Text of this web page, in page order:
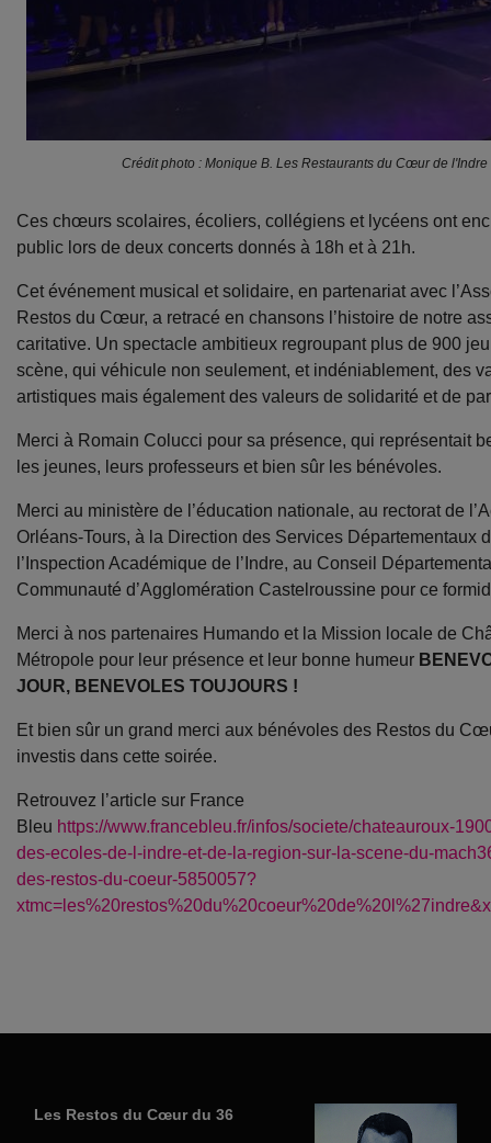
Crédit photo : Monique B. Les Restaurants du Cœur de l'Indre
Ces chœurs scolaires, écoliers, collégiens et lycéens ont
public lors de deux concerts donnés à 18h et à 21h.
Cet événement musical et solidaire, en partenariat avec
Restos du Cœur, a retracé en chansons l’histoire de notre
caritative. Un spectacle ambitieux regroupant plus de 900
scène, qui véhicule non seulement, et indéniablement, des
artistiques mais également des valeurs de solidarité et de
Merci à Romain Colucci pour sa présence, qui représentait
les jeunes, leurs professeurs et bien sûr les bénévoles.
Merci au ministère de l’éducation nationale, au rectorat de
Orléans-Tours, à la Direction des Services Départementaux
l’Inspection Académique de l’Indre, au Conseil
Communauté d’Agglomération Castelroussine pour ce
Merci à nos partenaires Humando et la Mission locale de
Métropole pour leur présence et leur bonne humeur
JOUR, BENEVOLES TOUJOURS !
Et bien sûr un grand merci aux bénévoles des Restos du
investis dans cette soirée.
Retrouvez l’article sur France
Bleu https://www.francebleu.fr/infos/societe/chateauroux-
des-ecoles-de-l-indre-et-de-la-region-sur-la-scene-du-
des-restos-du-coeur-5850057?
Les Restos du Cœur du 36